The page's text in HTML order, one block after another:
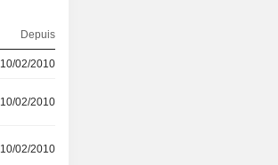
Depuis
10/02/2010
10/02/2010
10/02/2010